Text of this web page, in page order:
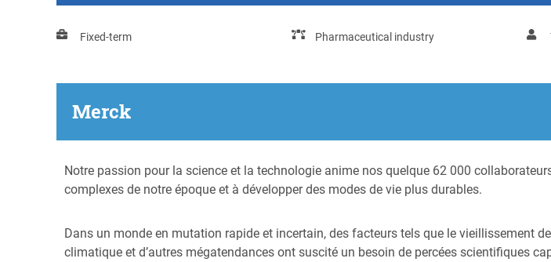
Fixed-term Pharmaceutical industry
Merck
Notre passion pour la science et la technologie anime nos quelque 62 000
complexes de notre époque et à développer des modes de vie plus durables.
Dans un monde en mutation rapide et incertain, des facteurs tels que le vieillissement
climatique et d’autres mégatendances ont suscité un besoin de percées scientifiques